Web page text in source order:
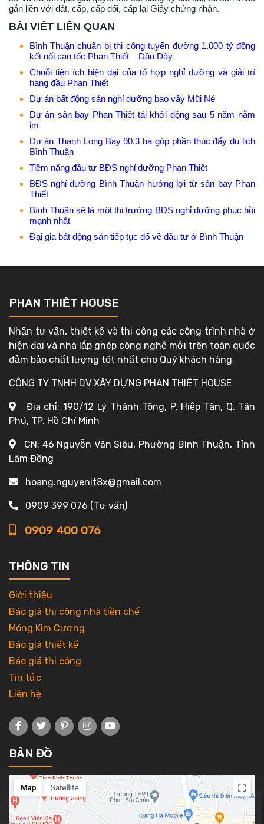
gắn liền với đất, cấp, cấp đổi, cấp lại Giấy chứng nhận.
BÀI VIẾT LIÊN QUAN
Bình Thuận chuẩn bị thi công tuyến đường 1.000 tỷ đồng
kết nối cao tốc Phan Thiết – Dầu Dây
Chuỗi tiện ích hiện đại của tổ hợp nghỉ dưỡng và giải trí
hàng đầu Phan Thiết
Dự án bất động sản nghỉ dưỡng bao vây Mũi Né
Dự án sân bay Phan Thiết tái khởi động sau 5 năm nằm
im
Dự án Thanh Long Bay 90,3 ha góp phần thúc đẩy du lịch
Bình Thuận
Tiềm năng đầu tư BĐS nghỉ dưỡng Phan Thiết
BĐS nghỉ dưỡng Bình Thuận hưởng lợi từ sân bay Phan
Thiết
Bình Thuận sẽ là một thị trường BĐS nghỉ dưỡng phục hồi
mạnh nhất
Đại gia bất động sản tiếp tục đổ về đầu tư ở Bình Thuận
PHAN THIẾT HOUSE
Nhận tư vấn, thiết kế và thi công các công trình nhà ở
hiện đại và nhà lắp ghép công nghệ mới trên toàn quốc
đảm bảo chất lượng tốt nhất cho Quý khách hàng.
CÔNG TY TNHH DV XÂY DỰNG PHAN THIẾT HOUSE
Địa chỉ: 190/12 Lý Thánh Tông, P. Hiệp Tân, Q. Tân
Phú, TP. Hồ Chí Minh
CN: 46 Nguyễn Văn Siêu, Phường Bình Thuận, Tỉnh
Lâm Đồng
hoang.nguyenit8x@gmail.com
0909 399 076 (Tư vấn)
0909 400 076
THÔNG TIN
Giới thiệu
Báo giá thi công nhà tiền chế
Móng Kim Cương
Báo giá thiết kế
Báo giá thi công
Tin tức
Liên hệ
BẢN ĐỒ